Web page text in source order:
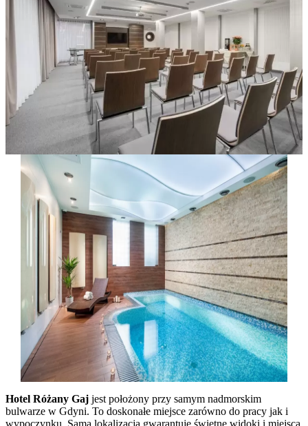
Hotel Różany Gaj jest położony przy samym nadmorskim
bulwarze w Gdyni. To doskonałe miejsce zarówno do pracy jak i
wypoczynku. Sama lokalizacja gwarantuje świetne widoki i miejsca